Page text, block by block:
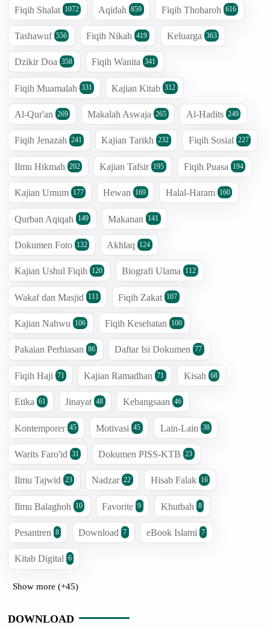
Fiqih Shalat 1072 Aqidah 859 Fiqih Thoharoh 616
Tashawuf 556 Fiqih Nikah 419 Keluarga 363
Dzikir Doa 358 Fiqih Wanita 341
Fiqih Muamalah 331 Kajian Kitab 312
Al-Qur'an 269 Makalah Aswaja 265 Al-Hadits 249
Fiqih Jenazah 241 Kajian Tarikh 232 Fiqih Sosial 227
Ilmu Hikmah 202 Kajian Tafsir 195 Fiqih Puasa 194
Kajian Umum 177 Hewan 169 Halal-Haram 160
Qurban Aqiqah 149 Makanan 141
Dokumen Foto 132 Akhlaq 124
Kajian Ushul Fiqih 120 Biografi Ulama 112
Wakaf dan Masjid 111 Fiqih Zakat 107
Kajian Nahwu 106 Fiqih Kesehatan 100
Pakaian Perhiasan 86 Daftar Isi Dokumen 77
Fiqih Haji 71 Kajian Ramadhan 71 Kisah 68
Etika 61 Jinayat 48 Kebangsaan 46
Kontemporer 45 Motivasi 45 Lain-Lain 38
Warits Faro'id 31 Dokumen PISS-KTB 23
Ilmu Tajwid 23 Nadzar 22 Hisab Falak 16
Ilmu Balaghoh 10 Favorite 9 Khutbah 8
Pesantren 8 Download 7 eBook Islami 7
Kitab Digital 6
Show more (+45)
DOWNLOAD